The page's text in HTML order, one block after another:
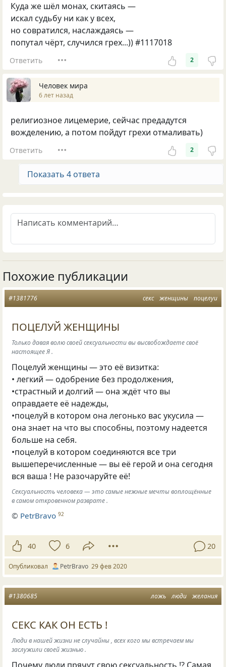
Куда же шёл монах, скитаясь —
искал судьбу ни как у всех,
но совратился, наслаждаясь —
попутал чёрт, случился грех...)) #1117018
Ответить 2
Человек мира
6 лет назад
религиозное лицемерие, сейчас предадутся
вожделению, а потом пойдут грехи отмаливать)
Ответить 2
Показать 4 ответа
Похожие публикации
секс женщины поцелуи
#1381776
ПОЦЕЛУЙ ЖЕНЩИНЫ
Только давая волю своей сексуальности вы высвобождаете своё
настоящее Я .
Поцелуй женщины — это её визитка:
• легкий — одобрение без продолжения,
•страстный и долгий — она ждёт что вы
оправдаете её надежды,
•поцелуй в котором она легонько вас укусила —
она знает на что вы способны, поэтому надеется
больше на себя.
•поцелуй в котором соединяются все три
вышеперечисленные — вы её герой и она сегодня
вся ваша ! Не разочаруйте её!
Сексуальность человека — это самые нежные мечты воплощённые
в самом откровенном разврате .
© PetrBravo 92
40 6 20
Опубликовал PetrBravo 29 фев 2020
ложь люди желания
#1380685
СЕКС КАК ОН ЕСТЬ !
Люди в нашей жизни не случайны , всех кого мы встречаем мы
заслужили своей жизнью .